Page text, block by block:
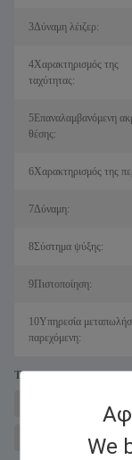
We
3Δύναμη λέιζερ:
4Χαρακτηρισμός της
ταχύτητας:
5Επαναλαμβανόμενη
θέσης:
6Χαρακτηρισμός της
7Δύναμη:
8Σύστημα ψύξης:
9Πιστοποίηση:
10Υπηρεσία
παρεχόμενη:
Tags:
μηχανή κοπής μετάλλων
εξοπλισμός χάραξης